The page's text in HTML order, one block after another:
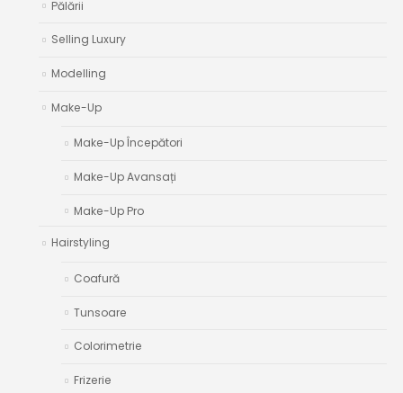
Pălării
Selling Luxury
Modelling
Make-Up
Make-Up Începători
Make-Up Avansați
Make-Up Pro
Hairstyling
Coafură
Tunsoare
Colorimetrie
Frizerie